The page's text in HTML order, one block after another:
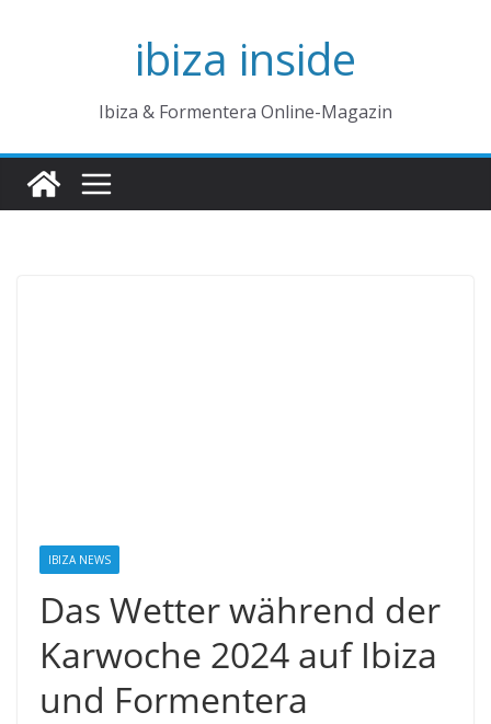
ibiza inside
Ibiza & Formentera Online-Magazin
IBIZA NEWS
Das Wetter während der
Karwoche 2024 auf Ibiza
und Formentera